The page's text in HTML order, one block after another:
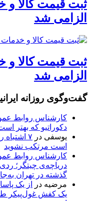
الزامی شد
الزامی شد
گفت‌وگوی روزانه
کارشناس روابط
دکوراتیو که بهتر
یوسفی در
۷
است مرتکب نشوید
کارشناس روابط
دریاچه‌ی چیتگر؛
گذشته در تهران
مرضیه در
از یک
یک کفش غول‌پیکر